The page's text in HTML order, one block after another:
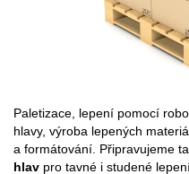
Paletizace, lepení pomocí
hlavy, výroba lepených
a formátování. Připravujeme
hlav pro tavné i studené